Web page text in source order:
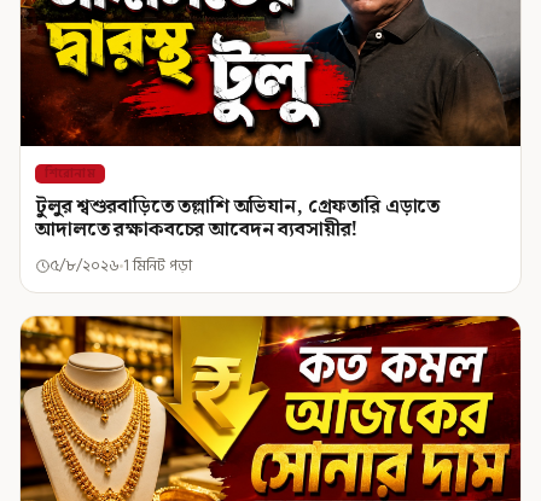
শিরোনাম
টুলুর শ্বশুরবাড়িতে তল্লাশি অভিযান, গ্রেফতারি এড়াতে
আদালতে রক্ষাকবচের আবেদন ব্যবসায়ীর!
৫/৮/২০২৬ 1 মিনিট পড়া